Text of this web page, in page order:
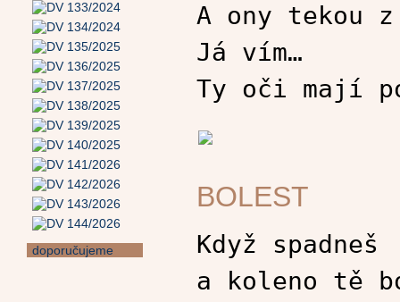
doporučujeme
A ony tekou
Já vím…
Ty oči mají
BOLEST
Když spadneš
a koleno tě